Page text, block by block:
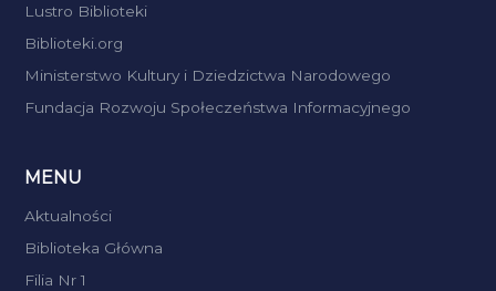
Lustro Biblioteki
Biblioteki.org
Ministerstwo Kultury i Dziedzictwa Narodowego
Fundacja Rozwoju Społeczeństwa Informacyjnego
MENU
Aktualności
Biblioteka Główna
Filia Nr 1